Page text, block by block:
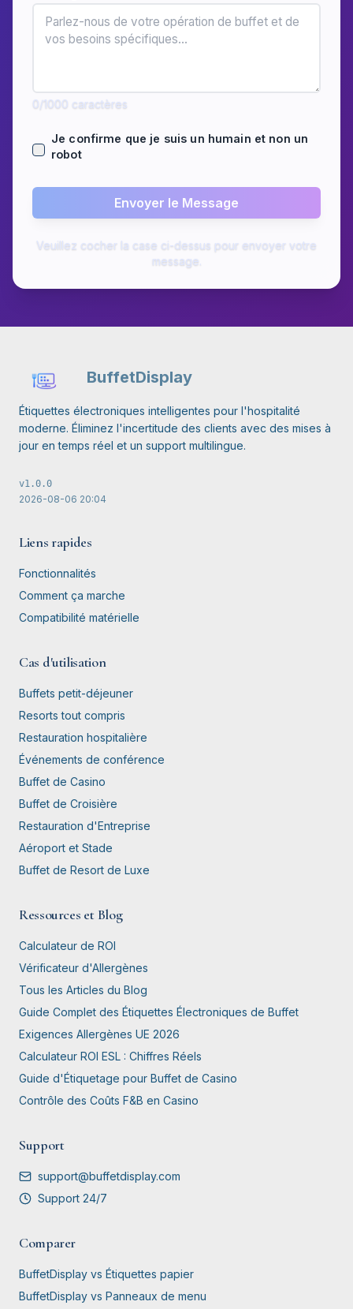
0/1000 caractères
Je confirme que je suis un humain et non un
robot
Envoyer le Message
Veuillez cocher la case ci-dessus pour envoyer votre
message.
BuffetDisplay
Étiquettes électroniques intelligentes pour l'hospitalité
moderne. Éliminez l'incertitude des clients avec des mises à
jour en temps réel et un support multilingue.
v1.0.0
2026-08-06 20:04
Liens rapides
Fonctionnalités
Comment ça marche
Compatibilité matérielle
Cas d'utilisation
Buffets petit-déjeuner
Resorts tout compris
Restauration hospitalière
Événements de conférence
Buffet de Casino
Buffet de Croisière
Restauration d'Entreprise
Aéroport et Stade
Buffet de Resort de Luxe
Ressources et Blog
Calculateur de ROI
Vérificateur d'Allergènes
Tous les Articles du Blog
Guide Complet des Étiquettes Électroniques de Buffet
Exigences Allergènes UE 2026
Calculateur ROI ESL : Chiffres Réels
Guide d'Étiquetage pour Buffet de Casino
Contrôle des Coûts F&B en Casino
Support
support@buffetdisplay.com
Support 24/7
Comparer
BuffetDisplay vs Étiquettes papier
BuffetDisplay vs Panneaux de menu